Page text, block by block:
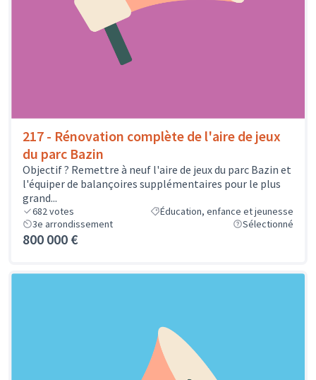
217 - Rénovation complète de l'aire de jeux
du parc Bazin
Objectif ? Remettre à neuf l'aire de jeux du parc Bazin et
l'équiper de balançoires supplémentaires pour le plus
grand...
682votes
Éducation, enfance et jeunesse
3e arrondissement
Sélectionné
800 000 €